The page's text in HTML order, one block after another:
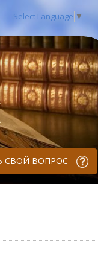
Select Language ▼
СВОЙ ВОПРОС